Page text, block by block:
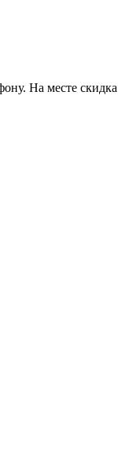
На месте скидка